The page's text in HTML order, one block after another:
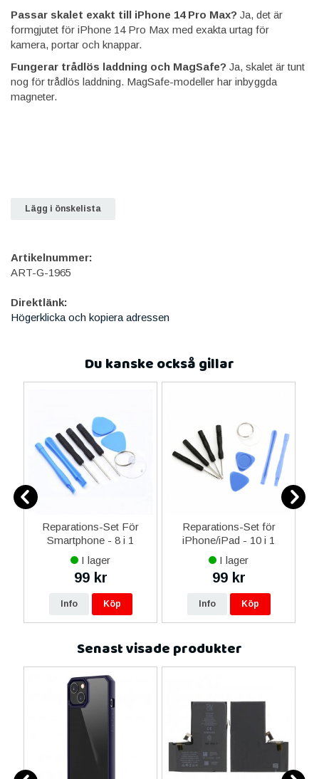
Passar skalet exakt till iPhone 14 Pro Max? Ja, det är
formgjutet för iPhone 14 Pro Max med exakta urtag för
kamera, portar och knappar.
Fungerar trådlös laddning och MagSafe? Ja, skalet är tunt
nog för trådlös laddning. MagSafe-modeller har inbyggda
magneter.
Lägg i önskelista
Artikelnummer:
ART-G-1965
Direktlänk:
Högerklicka och kopiera adressen
Du kanske också gillar
Reparations-Set För
Smartphone - 8 i 1
I lager
99 kr
Info Köp
Reparations-Set för
iPhone/iPad - 10 i 1
I lager
99 kr
Info Köp
Senast visade produkter